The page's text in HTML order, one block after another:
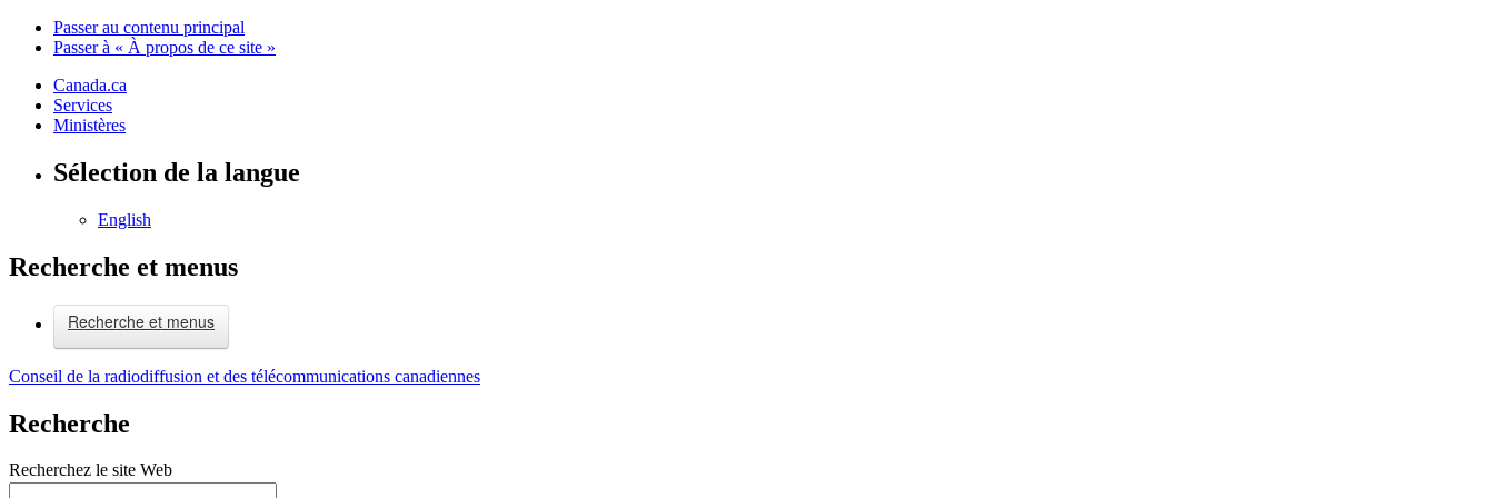
Passer au contenu principal
Passer à « À propos de ce site »
Canada.ca
Services
Ministères
Sélection de la langue
English
Recherche et menus
Recherche et menus
Conseil de la radiodiffusion et des télécommunications canadiennes
Recherche
Recherchez le site Web